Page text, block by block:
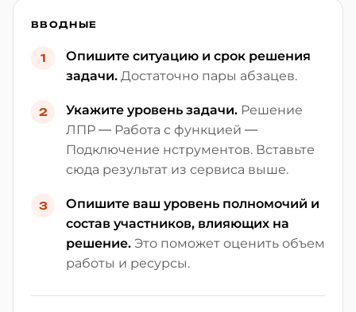
ВВОДНЫЕ
1
Опишите ситуацию и срок решения
задачи. Достаточно пары абзацев.
2 Укажите уровень задачи. Решение
ЛПР — Работа с функцией —
Подключение нструментов. Вставьте
сюда результат из сервиса выше.
3
Опишите ваш уровень полномочий и
состав участников, влияющих на
решение. Это поможет оценить объем
работы и ресурсы.